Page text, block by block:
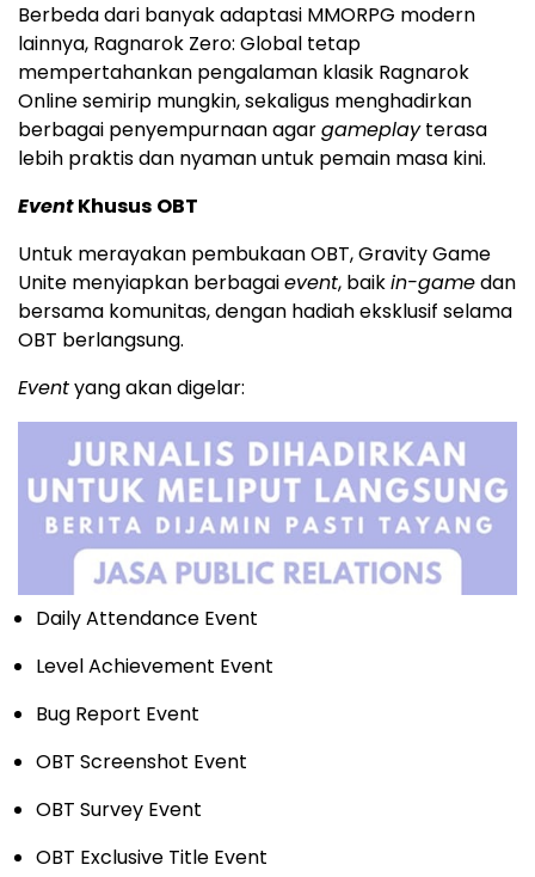
Berbeda dari banyak adaptasi MMORPG modern
lainnya, Ragnarok Zero: Global tetap
mempertahankan pengalaman klasik Ragnarok
Online semirip mungkin, sekaligus menghadirkan
berbagai penyempurnaan agargameplayterasa
lebih praktis dan nyaman untuk pemain masa kini.
EventKhusus OBT
Untuk merayakan pembukaan OBT, Gravity Game
Unite menyiapkan berbagaievent, baikin-gamedan
bersama komunitas, dengan hadiah eksklusif selama
OBT berlangsung.
Eventyang akan digelar:
Daily Attendance Event
Level Achievement Event
Bug Report Event
OBT Screenshot Event
OBT Survey Event
OBT Exclusive Title Event